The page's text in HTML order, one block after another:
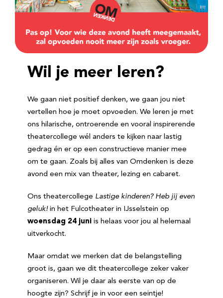
Wil je meer leren?
We gaan niet positief denken, we gaan jou niet
vertellen hoe je moet opvoeden. We leren je met
ons hilarische, ontroerende en vooral inspirerende
theatercollege wél anders te kijken naar lastig
gedrag én er op een constructieve manier mee
om te gaan. Zoals bij alles van Omdenken is deze
avond een mix van theater, lezing en cabaret.
Ons theatercollege Lastige kinderen? Heb jij even
geluk! in het Fulcotheater in IJsselstein op
woensdag 24 juni is helaas voor jou al helemaal
uitverkocht.
Maar omdat we merken dat de belangstelling
groot is, gaan we dit theatercollege zeker vaker
organiseren. Wil je daar als eerste van op de
hoogte zijn? Schrijf je in voor een seintje!